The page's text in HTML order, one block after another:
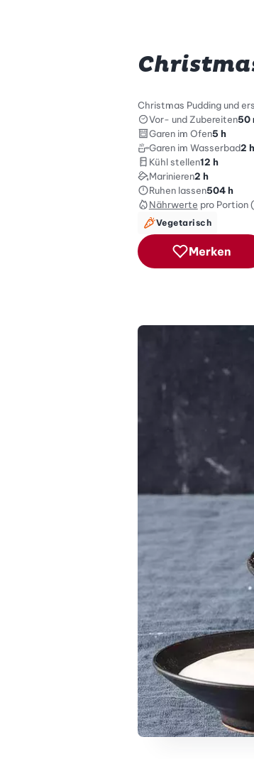
Christmas Pudding und
Vor- und Zubereiten50
Garen im Ofen5 h
Garen im Wasserbad2 h
Kühl stellen12 h
Marinieren2 h
Ruhen lassen504 h
Nährwerte pro Portion
Vegetarisch
Merken